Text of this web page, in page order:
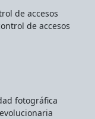
de accesos
de accesos
fotográfica